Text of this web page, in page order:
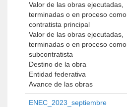
Valor de las obras ejecutadas,
terminadas o en proceso como
contratista principal
Valor de las obras ejecutadas,
terminadas o en proceso como
subcontratista
Destino de la obra
Entidad federativa
Avance de las obras
ENEC_2023_septiembre